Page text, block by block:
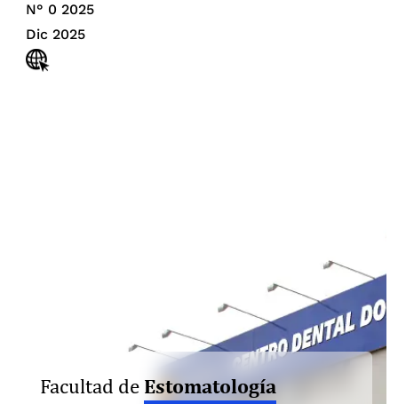
N° 0 2025
Dic 2025
Facultad de Estomatología